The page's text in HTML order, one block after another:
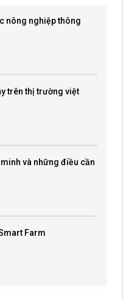
nông nghiệp thông
trên thị trường việt
và những điều cần
Farm